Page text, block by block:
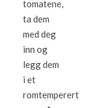
tomatene,
ta dem
med deg
inn og
legg dem
i et
romtemperert